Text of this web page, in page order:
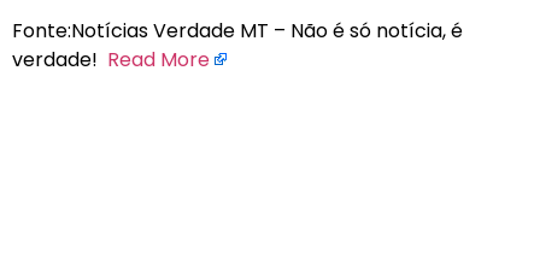
Fonte:Notícias Verdade MT – Não é só notícia, é
verdade! Read More